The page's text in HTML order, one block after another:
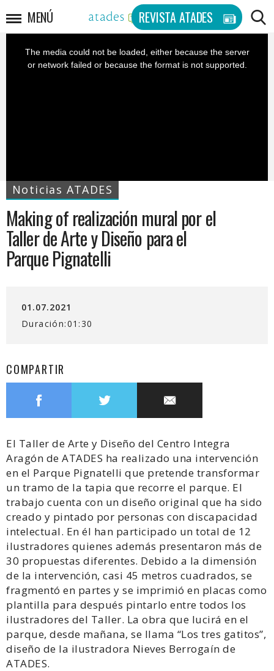
MENÚ REVISTA ATADES
The media could not be loaded, either because the server
or network failed or because the format is not supported.
Noticias ATADES
Making of realización mural por el
Taller de Arte y Diseño para el
Parque Pignatelli
01.07.2021
Duración:01:30
COMPARTIR
Facebook
Twitter
El Taller de Arte y Diseño del Centro Integra
Aragón de ATADES ha realizado una intervención
en el Parque Pignatelli que pretende transformar
un tramo de la tapia que recorre el parque. El
trabajo cuenta con un diseño original que ha sido
creado y pintado por personas con discapacidad
intelectual. En él han participado un total de 12
ilustradores quienes además presentaron más de
30 propuestas diferentes. Debido a la dimensión
de la intervención, casi 45 metros cuadrados, se
fragmentó en partes y se imprimió en placas como
plantilla para después pintarlo entre todos los
ilustradores del Taller. La obra que lucirá en el
parque, desde mañana, se llama “Los tres gatitos”,
diseño de la ilustradora Nieves Berrogaín de
ATADES.